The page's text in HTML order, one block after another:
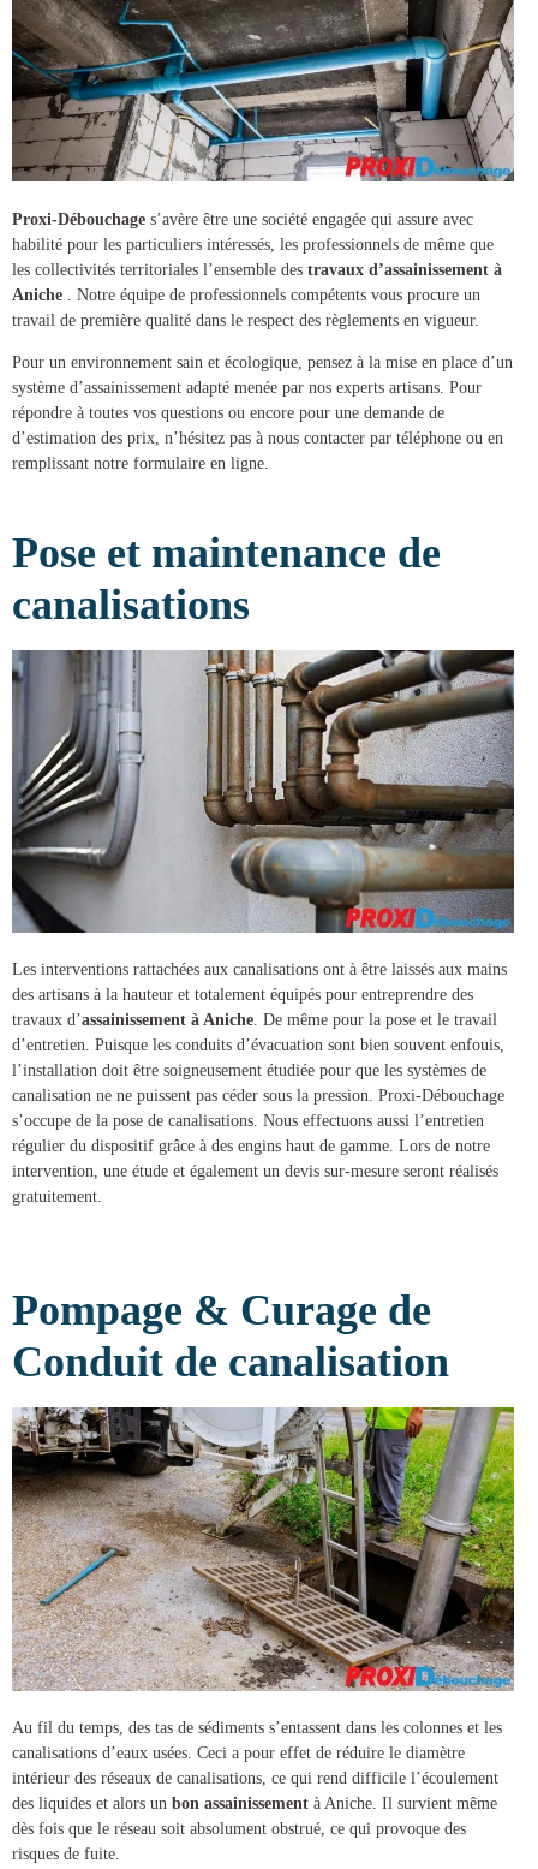
Proxi-Débouchage s’avère être une société engagée qui assure avec
habilité pour les particuliers intéressés, les professionnels de même que
les collectivités territoriales l’ensemble des travaux d’assainissement à
Aniche
. Notre équipe de professionnels compétents vous procure un
travail de première qualité dans le respect des règlements en vigueur.
Pour un environnement sain et écologique, pensez à la mise en place d’un
système d’assainissement adapté menée par nos experts artisans. Pour
répondre à toutes vos questions ou encore pour une demande de
d’estimation des prix, n’hésitez pas à nous contacter par téléphone ou en
remplissant notre formulaire en ligne.
Pose et maintenance de
canalisations
Les interventions rattachées aux canalisations ont à être laissés aux mains
des artisans à la hauteur et totalement équipés pour entreprendre des
travaux d’assainissement à Aniche. De même pour la pose et le travail
d’entretien. Puisque les conduits d’évacuation sont bien souvent enfouis,
l’installation doit être soigneusement étudiée pour que les systèmes de
canalisation ne ne puissent pas céder sous la pression. Proxi-Débouchage
s’occupe de la pose de canalisations. Nous effectuons aussi l’entretien
régulier du dispositif grâce à des engins haut de gamme. Lors de notre
intervention, une étude et également un devis sur-mesure seront réalisés
gratuitement.
Pompage & Curage de
Conduit de canalisation
Au fil du temps, des tas de sédiments s’entassent dans les colonnes et les
canalisations d’eaux usées. Ceci a pour effet de réduire le diamètre
intérieur des réseaux de canalisations, ce qui rend difficile l’écoulement
des liquides et alors un bon assainissement à Aniche . Il survient même
dès fois que le réseau soit absolument obstrué, ce qui provoque des
risques de fuite.